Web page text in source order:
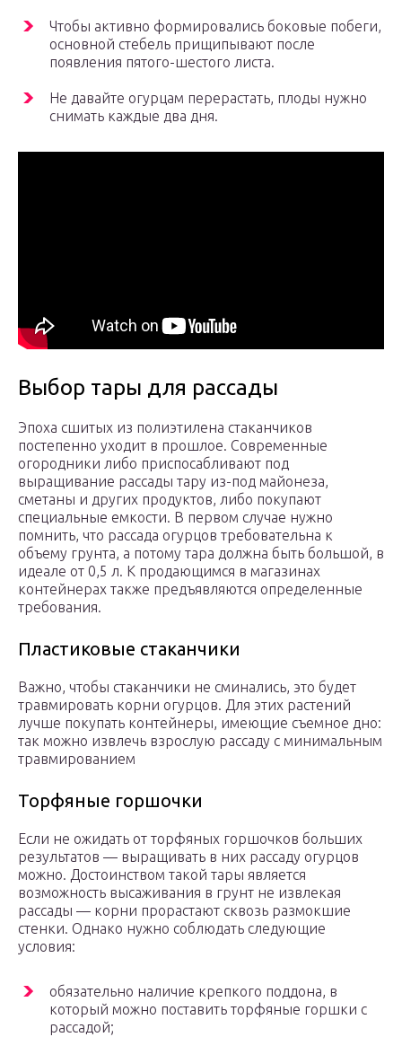
Чтобы активно формировались боковые побеги,
основной стебель прищипывают после
появления пятого-шестого листа.
Не давайте огурцам перерастать, плоды нужно
снимать каждые два дня.
Выбор тары для рассады
Эпоха сшитых из полиэтилена стаканчиков
постепенно уходит в прошлое. Современные
огородники либо приспосабливают под
выращивание рассады тару из-под майонеза,
сметаны и других продуктов, либо покупают
специальные емкости. В первом случае нужно
помнить, что рассада огурцов требовательна к
объему грунта, а потому тара должна быть большой, в
идеале от 0,5 л. К продающимся в магазинах
контейнерах также предъявляются определенные
требования.
Пластиковые стаканчики
Важно, чтобы стаканчики не сминались, это будет
травмировать корни огурцов. Для этих растений
лучше покупать контейнеры, имеющие съемное дно:
так можно извлечь взрослую рассаду с минимальным
травмированием
Торфяные горшочки
Если не ожидать от торфяных горшочков больших
результатов — выращивать в них рассаду огурцов
можно. Достоинством такой тары является
возможность высаживания в грунт не извлекая
рассады — корни прорастают сквозь размокшие
стенки. Однако нужно соблюдать следующие
условия:
обязательно наличие крепкого поддона, в
который можно поставить торфяные горшки с
рассадой;